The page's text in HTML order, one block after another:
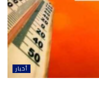
أخبار